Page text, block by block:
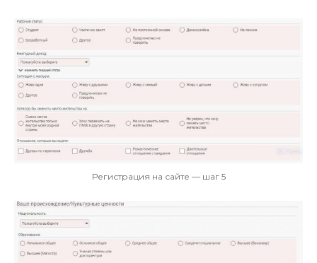
Регистрация на сайте — шаг 5